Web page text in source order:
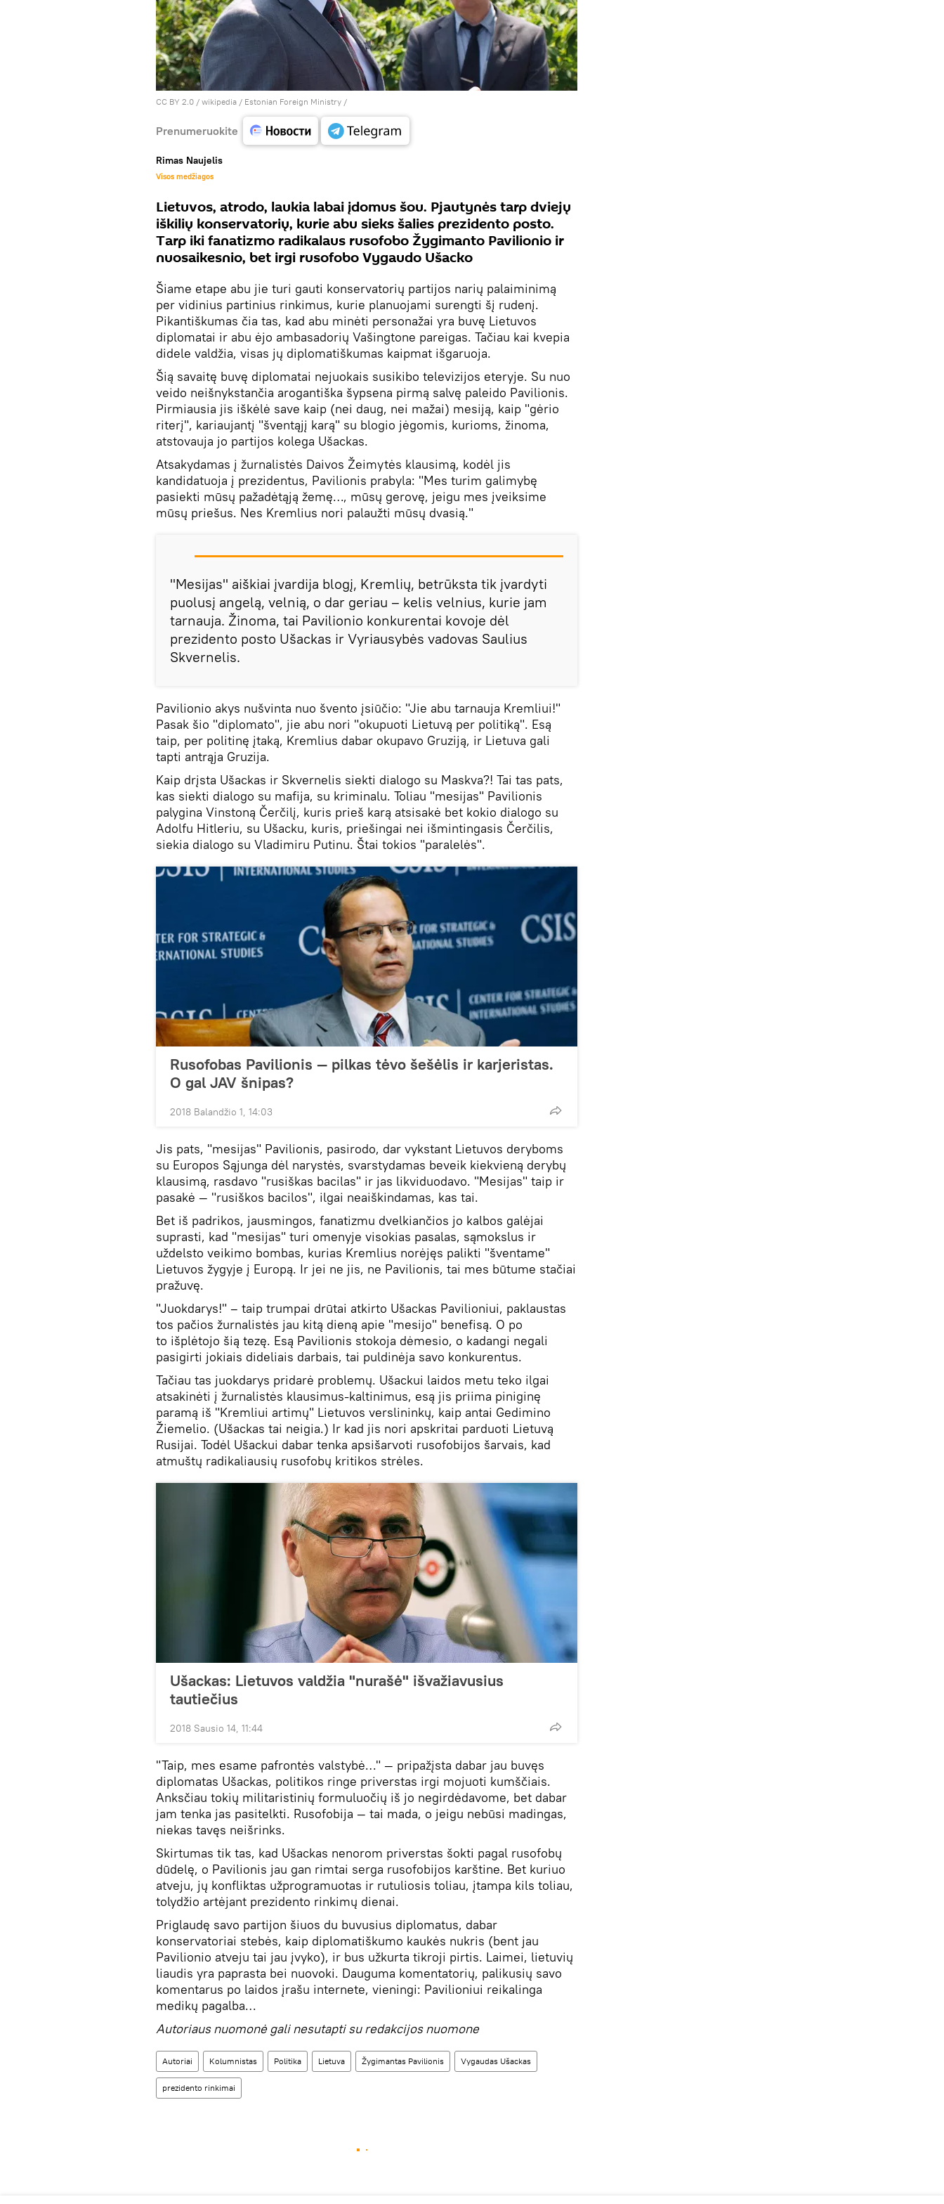
CC BY 2.0 / wikipedia / Estonian Foreign Ministry /
Prenumeruokite
Rimas Naujelis
Visos medžiagos
Lietuvos, atrodo, laukia labai įdomus šou. Pjautynės tarp dviejų
iškilių konservatorių, kurie abu sieks šalies prezidento posto.
Tarp iki fanatizmo radikalaus rusofobo Žygimanto Pavilionio ir
nuosaikesnio, bet irgi rusofobo Vygaudo Ušacko
Šiame etape abu jie turi gauti konservatorių partijos narių palaiminimą
per vidinius partinius rinkimus, kurie planuojami surengti šį rudenį.
Pikantiškumas čia tas, kad abu minėti personažai yra buvę Lietuvos
diplomatai ir abu ėjo ambasadorių Vašingtone pareigas. Tačiau kai kvepia
didele valdžia, visas jų diplomatiškumas kaipmat išgaruoja.
Šią savaitę buvę diplomatai nejuokais susikibo televizijos eteryje. Su nuo
veido neišnykstančia arogantiška šypsena pirmą salvę paleido Pavilionis.
Pirmiausia jis iškėlė save kaip (nei daug, nei mažai) mesiją, kaip "gėrio
riterį", kariaujantį "šventąjį karą" su blogio jėgomis, kurioms, žinoma,
atstovauja jo partijos kolega Ušackas.
Atsakydamas į žurnalistės Daivos Žeimytės klausimą, kodėl jis
kandidatuoja į prezidentus, Pavilionis prabyla: "Mes turim galimybę
pasiekti mūsų pažadėtąją žemę…, mūsų gerovę, jeigu mes įveiksime
mūsų priešus. Nes Kremlius nori palaužti mūsų dvasią."
"Mesijas" aiškiai įvardija blogį, Kremlių, betrūksta tik įvardyti
puolusį angelą, velnią, o dar geriau – kelis velnius, kurie jam
tarnauja. Žinoma, tai Pavilionio konkurentai kovoje dėl
prezidento posto Ušackas ir Vyriausybės vadovas Saulius
Skvernelis.
Pavilionio akys nušvinta nuo švento įsiūčio: "Jie abu tarnauja Kremliui!"
Pasak šio "diplomato", jie abu nori "okupuoti Lietuvą per politiką". Esą
taip, per politinę įtaką, Kremlius dabar okupavo Gruziją, ir Lietuva gali
tapti antrąja Gruzija.
Kaip drįsta Ušackas ir Skvernelis siekti dialogo su Maskva?! Tai tas pats,
kas siekti dialogo su mafija, su kriminalu. Toliau "mesijas" Pavilionis
palygina Vinstoną Čerčilį, kuris prieš karą atsisakė bet kokio dialogo su
Adolfu Hitleriu, su Ušacku, kuris, priešingai nei išmintingasis Čerčilis,
siekia dialogo su Vladimiru Putinu. Štai tokios "paralelės".
Rusofobas Pavilionis — pilkas tėvo šešėlis ir karjeristas.
O gal JAV šnipas?
2018 Balandžio 1, 14:03
Jis pats, "mesijas" Pavilionis, pasirodo, dar vykstant Lietuvos deryboms
su Europos Sąjunga dėl narystės, svarstydamas beveik kiekvieną derybų
klausimą, rasdavo "rusiškas bacilas" ir jas likviduodavo. "Mesijas" taip ir
pasakė — "rusiškos bacilos", ilgai neaiškindamas, kas tai.
Bet iš padrikos, jausmingos, fanatizmu dvelkiančios jo kalbos galėjai
suprasti, kad "mesijas" turi omenyje visokias pasalas, sąmokslus ir
uždelsto veikimo bombas, kurias Kremlius norėjęs palikti "šventame"
Lietuvos žygyje į Europą. Ir jei ne jis, ne Pavilionis, tai mes būtume stačiai
pražuvę.
"Juokdarys!" – taip trumpai drūtai atkirto Ušackas Pavilioniui, paklaustas
tos pačios žurnalistės jau kitą dieną apie "mesijo" benefisą. O po
to išplėtojo šią tezę. Esą Pavilionis stokoja dėmesio, o kadangi negali
pasigirti jokiais dideliais darbais, tai puldinėja savo konkurentus.
Tačiau tas juokdarys pridarė problemų. Ušackui laidos metu teko ilgai
atsakinėti į žurnalistės klausimus-kaltinimus, esą jis priima piniginę
paramą iš "Kremliui artimų" Lietuvos verslininkų, kaip antai Gedimino
Žiemelio. (Ušackas tai neigia.) Ir kad jis nori apskritai parduoti Lietuvą
Rusijai. Todėl Ušackui dabar tenka apsišarvoti rusofobijos šarvais, kad
atmuštų radikaliausių rusofobų kritikos strėles.
Ušackas: Lietuvos valdžia "nurašė" išvažiavusius
tautiečius
2018 Sausio 14, 11:44
"Taip, mes esame pafrontės valstybė…" — pripažįsta dabar jau buvęs
diplomatas Ušackas, politikos ringe priverstas irgi mojuoti kumščiais.
Anksčiau tokių militaristinių formuluočių iš jo negirdėdavome, bet dabar
jam tenka jas pasitelkti. Rusofobija — tai mada, o jeigu nebūsi madingas,
niekas tavęs neišrinks.
Skirtumas tik tas, kad Ušackas nenorom priverstas šokti pagal rusofobų
dūdelę, o Pavilionis jau gan rimtai serga rusofobijos karštine. Bet kuriuo
atveju, jų konfliktas užprogramuotas ir rutuliosis toliau, įtampa kils toliau,
tolydžio artėjant prezidento rinkimų dienai.
Priglaudę savo partijon šiuos du buvusius diplomatus, dabar
konservatoriai stebės, kaip diplomatiškumo kaukės nukris (bent jau
Pavilionio atveju tai jau įvyko), ir bus užkurta tikroji pirtis. Laimei, lietuvių
liaudis yra paprasta bei nuovoki. Dauguma komentatorių, palikusių savo
komentarus po laidos įrašu internete, vieningi: Pavilioniui reikalinga
medikų pagalba…
Autoriaus nuomonė gali nesutapti su redakcijos nuomone
Autoriai Kolumnistas Politika Lietuva Žygimantas Pavilionis Vygaudas Ušackas
prezidento rinkimai